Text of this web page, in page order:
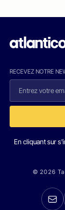
RECEVEZ NOTRE
En cliquant sur
© 2026